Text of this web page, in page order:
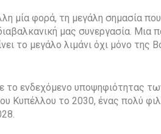
μία φορά, τη μεγάλη σημασία
μας συνεργασία. Μια
το μεγάλο λιμάνι όχι μόνο της
το ενδεχόμενο υποψηφιότητας
Κυπέλλου το 2030, ένας πολύ